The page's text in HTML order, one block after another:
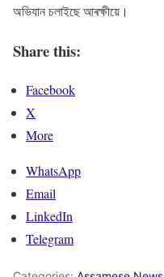
অভিযান চলাইছে আৰক্ষীয়ে।
Share this:
Facebook
X
More
WhatsApp
Email
LinkedIn
Telegram